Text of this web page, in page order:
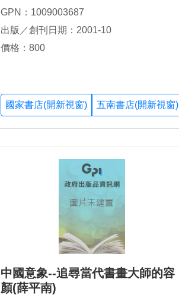
GPN：1009003687
出版／創刊日期：2001-10
價格：800
國家書店(開新視窗) 五南書店(開新視窗)
中國意象--追尋當代書畫大師的容
顏(薛平南)